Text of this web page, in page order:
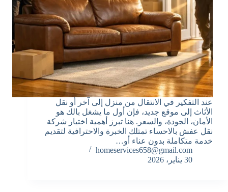
عند التفكير في الانتقال من منزل إلى آخر أو نقل
الأثاث إلى موقع جديد، فإن أول ما يشغل بالك هو
الأمان، الجودة، والسعر. هنا تبرز أهمية اختيار شركة
نقل عفش بالاحساء تمتلك الخبرة والاحترافية لتقديم
خدمة متكاملة بدون عناء أو…
homeservices658@gmail.com
30 يناير، 2026